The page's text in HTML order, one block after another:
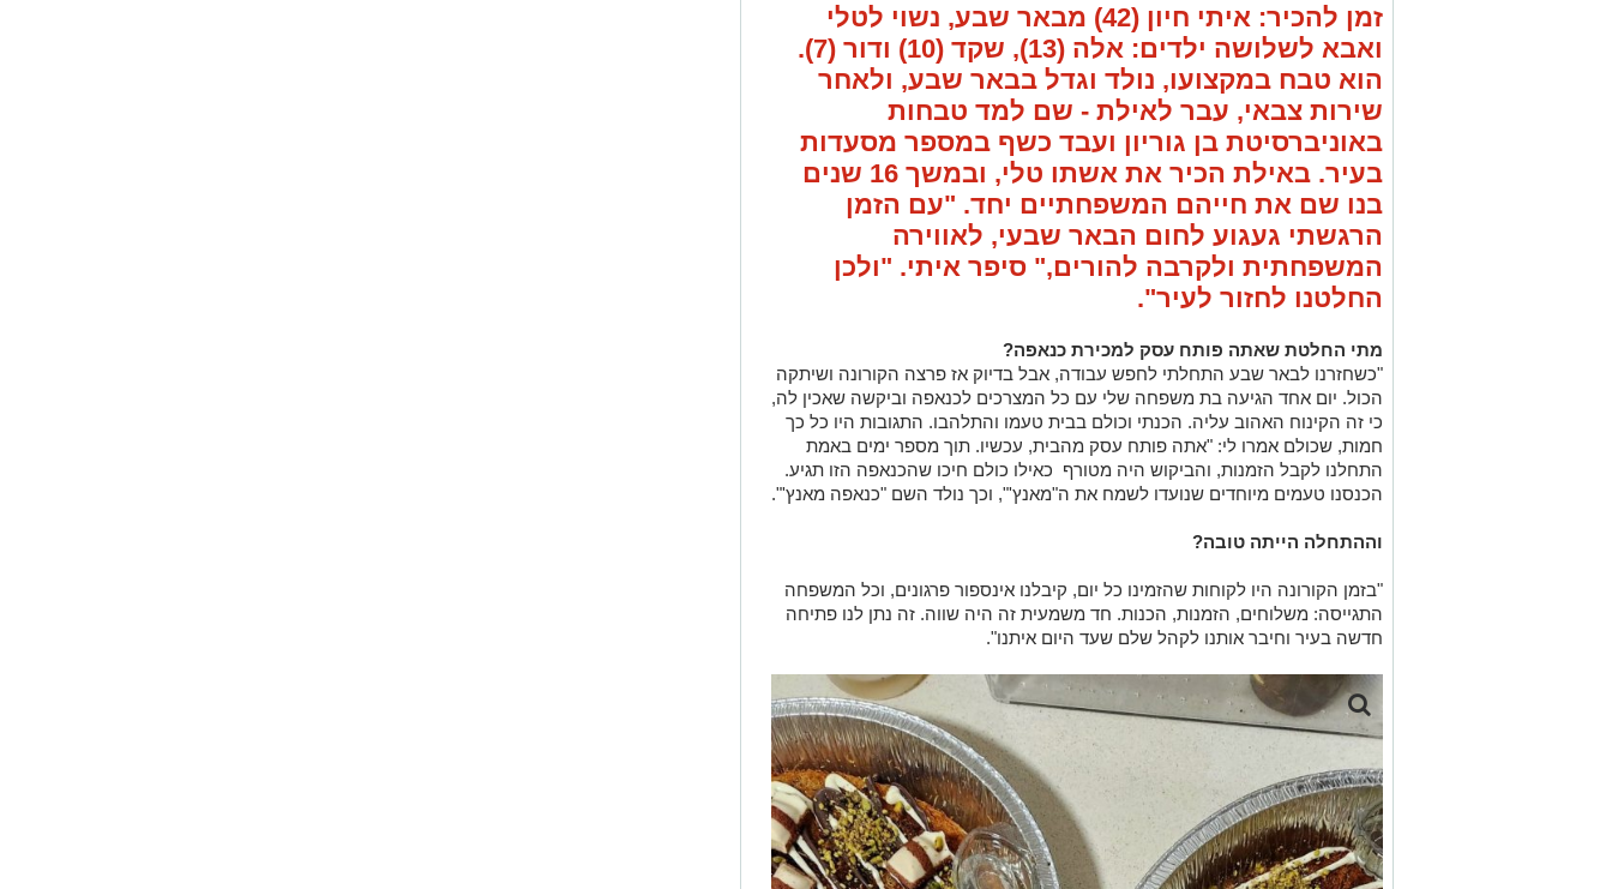
זמן להכיר: איתי חיון (42) מבאר שבע, נשוי לטלי
ואבא לשלושה ילדים: אלה (13), שקד (10) ודור (7).
הוא טבח במקצועו, נולד וגדל בבאר שבע, ולאחר
שירות צבאי, עבר לאילת - שם למד טבחות
באוניברסיטת בן גוריון ועבד כשף במספר מסעדות
בעיר. באילת הכיר את אשתו טלי, ובמשך 16 שנים
בנו שם את חייהם המשפחתיים יחד. "עם הזמן
הרגשתי געגוע לחום הבאר שבעי, לאווירה
המשפחתית ולקרבה להורים," סיפר איתי. "ולכן
החלטנו לחזור לעיר".
מתי החלטת שאתה פותח עסק למכירת כנאפה?
"כשחזרנו לבאר שבע התחלתי לחפש עבודה, אבל בדיוק אז פרצה הקורונה ושיתקה
הכול. יום אחד הגיעה בת משפחה שלי עם כל המצרכים לכנאפה וביקשה שאכין לה,
כי זה הקינוח האהוב עליה. הכנתי וכולם בבית טעמו והתלהבו. התגובות היו כל כך
חמות, שכולם אמרו לי: "אתה פותח עסק מהבית, עכשיו. תוך מספר ימים באמת
התחלנו לקבל הזמנות, והביקוש היה מטורף כאילו כולם חיכו שהכנאפה הזו תגיע.
הכנסנו טעמים מיוחדים שנועדו לשמח את ה"מאנץ'", וכך נולד השם "כנאפה מאנץ'".
וההתחלה הייתה טובה?
"בזמן הקורונה היו לקוחות שהזמינו כל יום, קיבלנו אינספור פרגונים, וכל המשפחה
התגייסה: משלוחים, הזמנות, הכנות. חד משמעית זה היה שווה. זה נתן לנו פתיחה
חדשה בעיר וחיבר אותנו לקהל שלם שעד היום איתנו".